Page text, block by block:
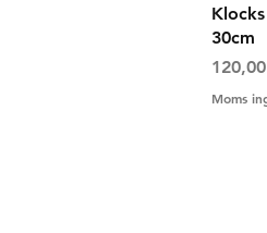
30cm
Pris
Moms